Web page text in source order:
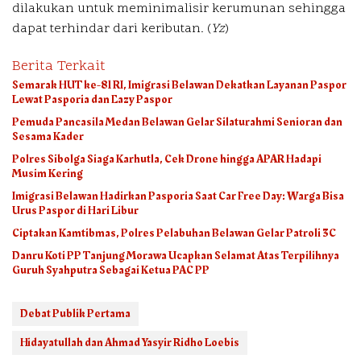
dilakukan untuk meminimalisir kerumunan sehingga
dapat terhindar dari keributan. (Yz)
Berita Terkait
Semarak HUT ke-81 RI, Imigrasi Belawan Dekatkan Layanan Paspor
Lewat Pasporia dan Eazy Paspor
Pemuda Pancasila Medan Belawan Gelar Silaturahmi Senioran dan
Sesama Kader
Polres Sibolga Siaga Karhutla, Cek Drone hingga APAR Hadapi
Musim Kering
Imigrasi Belawan Hadirkan Pasporia Saat Car Free Day: Warga Bisa
Urus Paspor di Hari Libur
Ciptakan Kamtibmas, Polres Pelabuhan Belawan Gelar Patroli 3C
Danru Koti PP Tanjung Morawa Ucapkan Selamat Atas Terpilihnya
Guruh Syahputra Sebagai Ketua PAC PP
Debat Publik Pertama
Hidayatullah dan Ahmad Yasyir Ridho Loebis